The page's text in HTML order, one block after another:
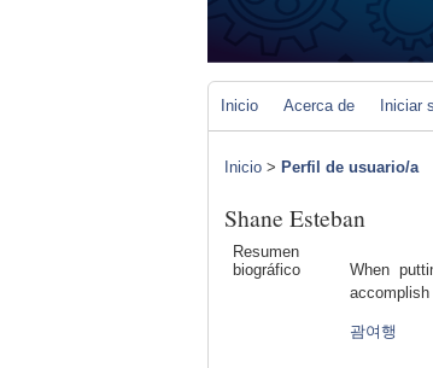
Inicio Acerca de Iniciar
Inicio > Perfil de usuario/a
Shane Esteban
Resumen
biográfico
When
괌여행